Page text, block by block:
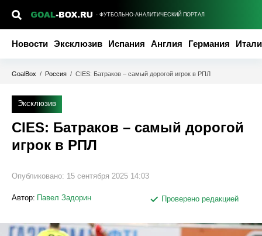
- ФУТБОЛЬНО-АНАЛИТИЧЕСКИЙ ПОРТАЛ
Новости Эксклюзив Испания Англия Германия
GoalBox / Россия / CIES: Батраков – самый дорогой игрок в РПЛ
Эксклюзив
CIES: Батраков – самый дорогой
игрок в РПЛ
Опубликовано: 15 сентября 2025 14:03
Автор: Павел Задорин Проверено редакцией